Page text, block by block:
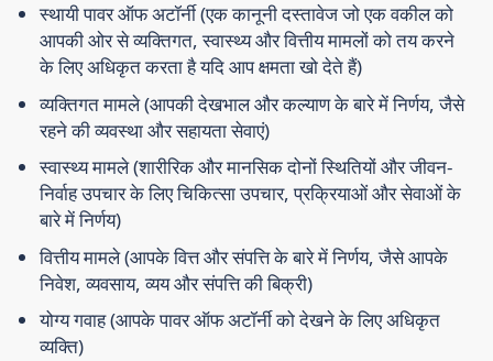
स्थायी पावर ऑफ अटॉर्नी(एक कानूनी दस्तावेज जो एक वकील को
आपकी ओर से व्यक्तिगत, स्वास्थ्य और वित्तीय मामलों को तय करने
के लिए अधिकृत करता है यदि आप क्षमता खो देते हैं)
व्यक्तिगत मामले(आपकी देखभाल और कल्याण के बारे में निर्णय, जैसे
रहने की व्यवस्था और सहायता सेवाएं)
स्वास्थ्य मामले(शारीरिक और मानसिक दोनों स्थितियों और जीवन-
निर्वाह उपचार के लिए चिकित्सा उपचार, प्रक्रियाओं और सेवाओं के
बारे में निर्णय)
वित्तीय मामले(आपके वित्त और संपत्ति के बारे में निर्णय, जैसे आपके
निवेश, व्यवसाय, व्यय और संपत्ति की बिक्री)
योग्य गवाह(आपके पावर ऑफ अटॉर्नी को देखने के लिए अधिकृत
व्यक्ति)